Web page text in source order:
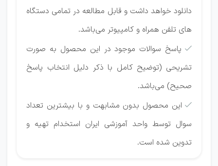
دانلود خواهد داشت و قابل مطالعه در تمامی دستگاه
های تلفن همراه و کامپیوتر می‌باشد.
 پاسخ سوالات موجود در این محصول به صورت
تشریحی (توضیح کامل با ذکر دلیل انتخاب پاسخ
صحیح) می‌باشد.
 این محصول بدون مشابهت و با بیشترین تعداد
سوال توسط واحد آموزشی ایران استخدام تهیه و
تدوین شده است.